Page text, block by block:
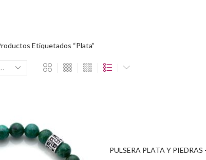
Etiquetados “Plata”
PULSERA PLATA Y